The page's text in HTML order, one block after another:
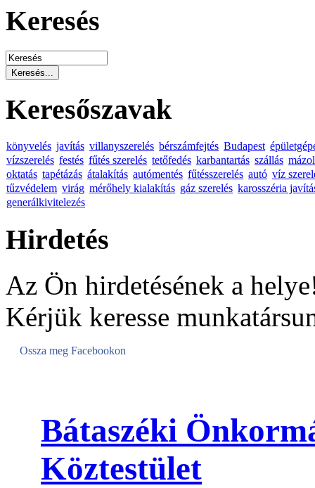
Keresés
Keresőszavak
könyvelés javítás villanyszerelés bérszámfejtés Budapest
vízszerelés festés fűtés szerelés tetőfedés karbantartás szállás
oktatás tapétázás átalakítás autómentés fűtésszerelés autó víz
tűzvédelem virág mérőhely kialakítás gáz szerelés karosszéria
generálkivitelezés
Hirdetés
Az Ön hirdetésének a
Kérjük keresse
Ossza meg Facebookon
Bátaszéki
Köztestület